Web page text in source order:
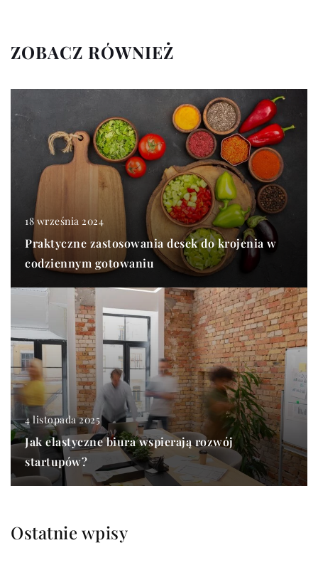
ZOBACZ RÓWNIEŻ
18 września 2024
Praktyczne zastosowania desek do krojenia w
codziennym gotowaniu
4 listopada 2025
Jak elastyczne biura wspierają rozwój
startupów?
Ostatnie wpisy